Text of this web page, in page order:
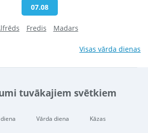
07.08
Fredis Madars
Visas vārda dienas
tuvākajiem svētkiem
Vārda diena Kāzas